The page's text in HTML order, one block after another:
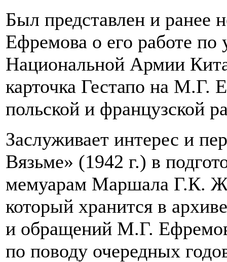
Был представлен и ранее
Ефремова о его работе
Национальной Армии
карточка Гестапо на М.Г.
польской и французской
Заслуживает интерес и
Вязьме» (1942 г.) в
мемуарам Маршала Г.К.
который хранится в
и обращений М.Г.
по поводу очередных